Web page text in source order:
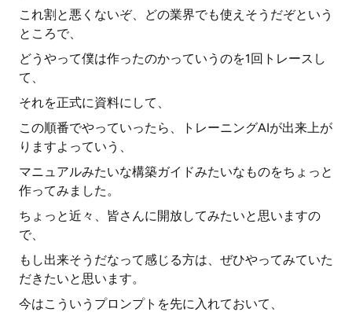
これ割と悪くないぞ、どの業界でも使えそうだぞという
ところで、
どうやって僕は作ったのかっていうのを1回トレースし
て、
それを正式に資料にして、
この順番でやっていったら、トレーニングAIが出来上が
りますよっていう、
マニュアルみたいな構築ガイドみたいなものをちょっと
作ってみました。
ちょっと近々、皆さんに開放してみたいと思いますの
で、
もし出来そうだなって感じる方は、ぜひやってみていた
だきたいと思います。
今はこういうプロンプトを先に入れておいて、